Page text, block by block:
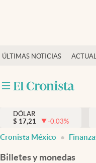
ÚLTIMAS NOTICIAS
Actualidad
Internacionales
Opinión
Brand Strategy
DÓLAR
$ 17,21 -0.03%
Cronista México
Billetes y monedas